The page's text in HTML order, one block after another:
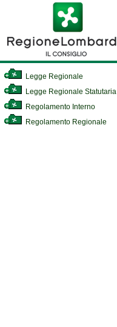
Legge Regionale
Legge Regionale Statutaria
Regolamento Interno
Regolamento Regionale